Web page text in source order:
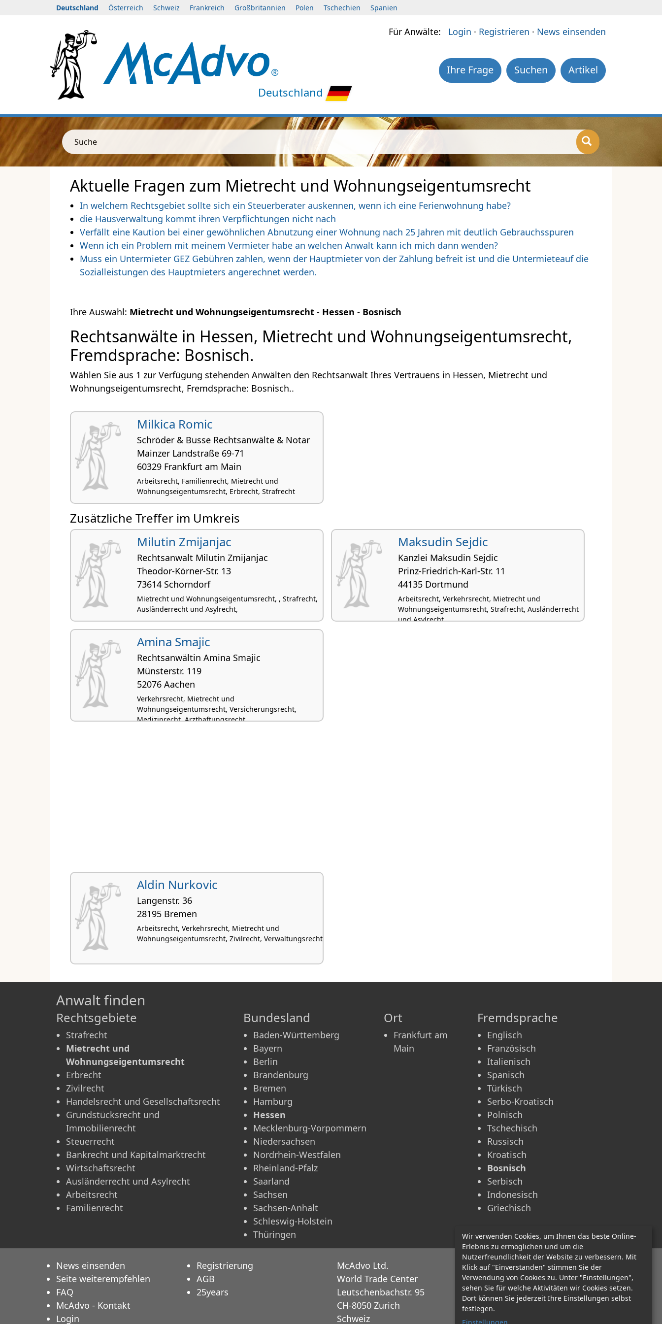
Deutschland Österreich Schweiz Frankreich Großbritannien Polen Tschechien Spanien
Deutschland
Für Anwälte: Login · Registrieren · News einsenden
Artikel
Suchen
Ihre Frage
Suche
Aktuelle Fragen zum Mietrecht und Wohnungseigentumsrecht
In welchem Rechtsgebiet sollte sich ein Steuerberater auskennen, wenn ich eine Ferienwohnung habe?
die Hausverwaltung kommt ihren Verpflichtungen nicht nach
Verfällt eine Kaution bei einer gewöhnlichen Abnutzung einer Wohnung nach 25 Jahren mit deutlich Gebrauchsspuren
Wenn ich ein Problem mit meinem Vermieter habe an welchen Anwalt kann ich mich dann wenden?
Muss ein Untermieter GEZ Gebühren zahlen, wenn der Hauptmieter von der Zahlung befreit ist und die Untermieteauf die
Sozialleistungen des Hauptmieters angerechnet werden.
Ihre Auswahl: Mietrecht und Wohnungseigentumsrecht - Hessen - Bosnisch
Rechtsanwälte in Hessen, Mietrecht und Wohnungseigentumsrecht,
Fremdsprache: Bosnisch.
Wählen Sie aus 1 zur Verfügung stehenden Anwälten den Rechtsanwalt Ihres Vertrauens in Hessen, Mietrecht und
Wohnungseigentumsrecht, Fremdsprache: Bosnisch..
Milkica Romic
Schröder & Busse Rechtsanwälte & Notar
Mainzer Landstraße 69-71
60329 Frankfurt am Main
Arbeitsrecht, Familienrecht, Mietrecht und
Wohnungseigentumsrecht, Erbrecht, Strafrecht
Zusätzliche Treffer im Umkreis
Milutin Zmijanjac
Rechtsanwalt Milutin Zmijanjac
Theodor-Körner-Str. 13
73614 Schorndorf
Mietrecht und Wohnungseigentumsrecht, , Strafrecht,
Ausländerrecht und Asylrecht,
Maksudin Sejdic
Kanzlei Maksudin Sejdic
Prinz-Friedrich-Karl-Str. 11
44135 Dortmund
Arbeitsrecht, Verkehrsrecht, Mietrecht und
Wohnungseigentumsrecht, Strafrecht, Ausländerrecht
und Asylrecht
Amina Smajic
Rechtsanwältin Amina Smajic
Münsterstr. 119
52076 Aachen
Verkehrsrecht, Mietrecht und
Wohnungseigentumsrecht, Versicherungsrecht,
Medizinrecht, Arzthaftungsrecht
Aldin Nurkovic
Langenstr. 36
28195 Bremen
Arbeitsrecht, Verkehrsrecht, Mietrecht und
Wohnungseigentumsrecht, Zivilrecht, Verwaltungsrecht
Anwalt finden
Rechtsgebiete
Strafrecht
Mietrecht und
Wohnungseigentumsrecht
Erbrecht
Zivilrecht
Handelsrecht und Gesellschaftsrecht
Grundstücksrecht und
Immobilienrecht
Steuerrecht
Bankrecht und Kapitalmarktrecht
Wirtschaftsrecht
Ausländerrecht und Asylrecht
Arbeitsrecht
Familienrecht
Bundesland
Baden-Württemberg
Bayern
Berlin
Brandenburg
Bremen
Hamburg
Hessen
Mecklenburg-Vorpommern
Niedersachsen
Nordrhein-Westfalen
Rheinland-Pfalz
Saarland
Sachsen
Sachsen-Anhalt
Schleswig-Holstein
Thüringen
Ort
Frankfurt am
Main
Fremdsprache
Englisch
Französisch
Italienisch
Spanisch
Türkisch
Serbo-Kroatisch
Polnisch
Tschechisch
Russisch
Kroatisch
Bosnisch
Serbisch
Indonesisch
Griechisch
News einsenden
Seite weiterempfehlen
FAQ
McAdvo - Kontakt
Login
Registrierung
AGB
25years
McAdvo Ltd.
World Trade Center
Leutschenbachstr. 95
CH-8050 Zurich
Schweiz
E-Mail: office@mcadvo.com
Wir verwenden Cookies, um Ihnen das beste Online-
Erlebnis zu ermöglichen und um die
Nutzerfreundlichkeit der Website zu verbessern. Mit
Klick auf "Einverstanden" stimmen Sie der
Verwendung von Cookies zu. Unter "Einstellungen",
sehen Sie für welche Aktivitäten wir Cookies setzen.
Dort können Sie jederzeit Ihre Einstellungen selbst
festlegen.